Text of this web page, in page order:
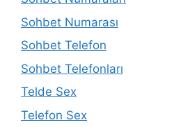
Sohbet Numarası
Sohbet Telefon
Sohbet Telefonları
Telde Sex
Telefon Sex